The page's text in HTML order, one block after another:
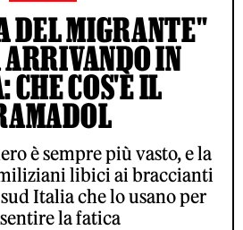
DEL MIGRANTE"
ARRIVANDO IN
COS'È IL
è sempre più vasto, e la
libici ai braccianti
Italia che lo usano per
la fatica